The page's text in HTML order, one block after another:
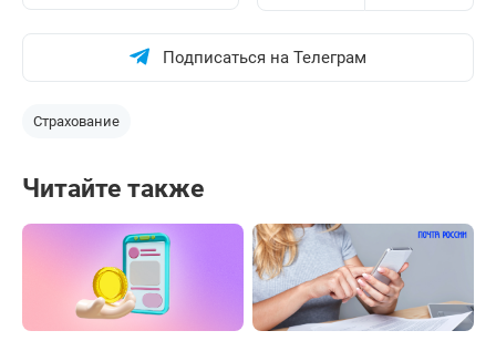
Подписаться на Телеграм
Страхование
Читайте также